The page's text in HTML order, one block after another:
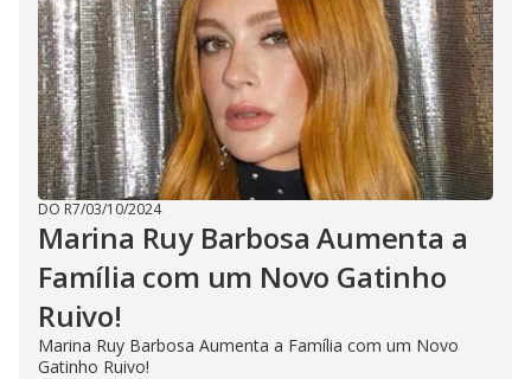
DO R7/03/10/2024
Marina Ruy Barbosa Aumenta a
Família com um Novo Gatinho
Ruivo!
Marina Ruy Barbosa Aumenta a Família com um Novo
Gatinho Ruivo!